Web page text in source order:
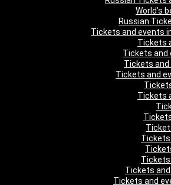
World’s
Russian
Tickets and events
Tickets
Tickets and
Tickets and
Tickets and
Tickets
Tickets
Tickets
Tickets
Tickets and